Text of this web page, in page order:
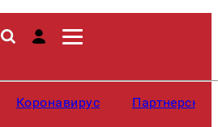
Коронавирус